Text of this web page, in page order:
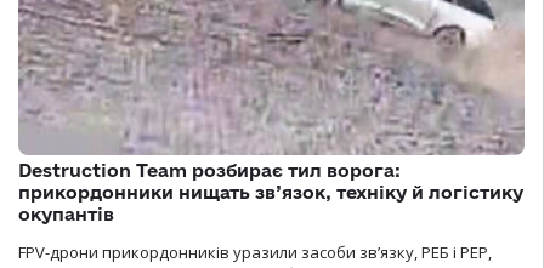
Destruction Team розбирає тил ворога:
прикордонники нищать зв’язок, техніку й логістику
окупантів
FPV-дрони прикордонників уразили засоби зв’язку, РЕБ і РЕР,